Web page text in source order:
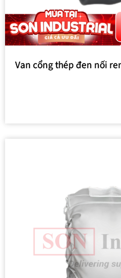
Van cổng thép đen nối